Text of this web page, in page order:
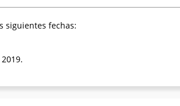
siguientes fechas: